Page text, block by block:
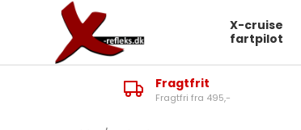
X-cruise
fartpilot
Fragtfrit
Fragtfri fra 495,-